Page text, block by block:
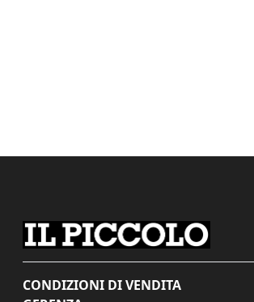
CONDIZIONI DI VENDITA